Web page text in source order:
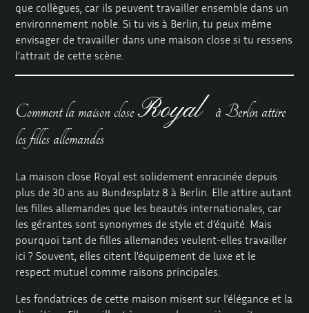
que collègues, car ils peuvent travailler ensemble dans un
environnement noble. Si tu vis à Berlin, tu peux même
envisager de travailler dans une maison close si tu ressens
l’attrait de cette scène.
Comment la maison closeRoyal
à Berlin attire
les filles allemandes
La maison close Royal est solidement enracinée depuis
plus de 30 ans au Bundesplatz 8 à Berlin. Elle attire autant
les filles allemandes que les beautés internationales, car
les gérantes sont synonymes de style et d’équité. Mais
pourquoi tant de filles allemandes veulent-elles travailler
ici ? Souvent, elles citent l’équipement de luxe et le
respect mutuel comme raisons principales.
Les fondatrices de cette maison misent sur l’élégance et la